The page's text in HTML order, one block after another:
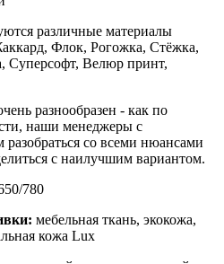
различные материалы
Флок, Рогожка, Стёжка,
Суперсофт, Велюр принт,
разнообразен - как по
наши менеджеры с
со всеми нюансами
с наилучшим вариантом.
780
мебельная ткань, экокожа,
кожа Lux